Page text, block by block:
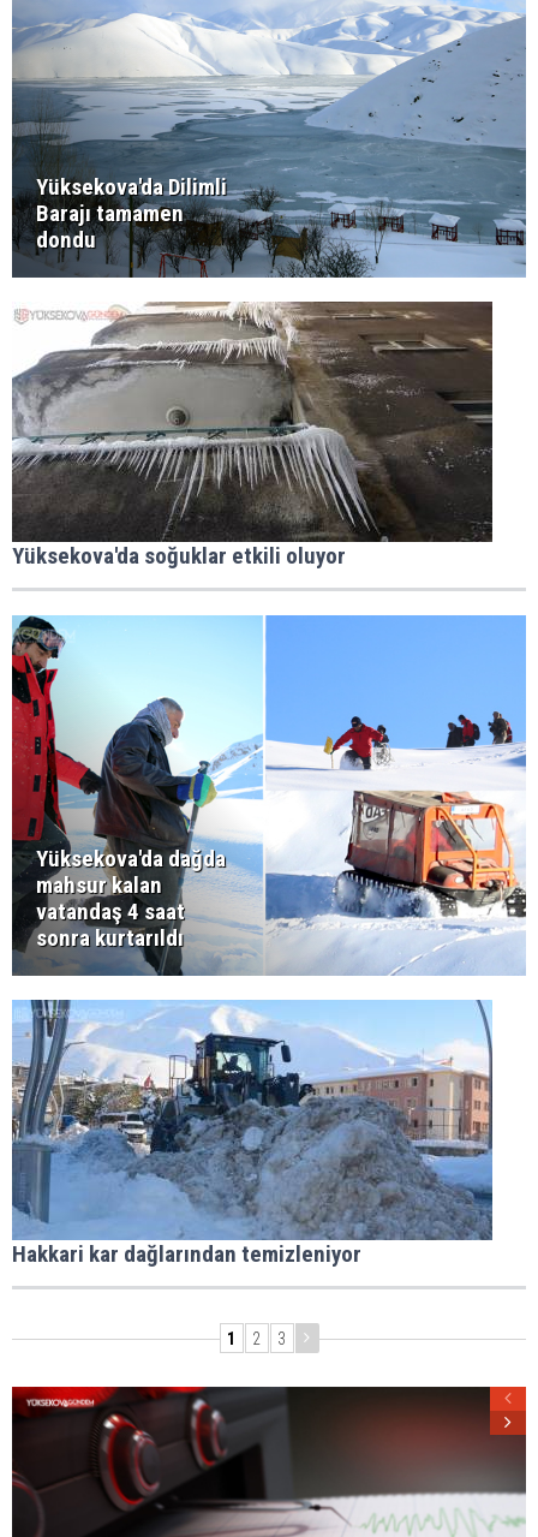
Yüksekova'da Dilimli
Barajı tamamen
dondu
Yüksekova'da soğuklar etkili oluyor
Yüksekova'da dağda
mahsur kalan
vatandaş 4 saat
sonra kurtarıldı
Hakkari kar dağlarından temizleniyor
1 2 3